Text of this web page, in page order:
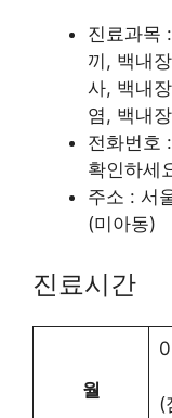
진료과목
끼, 백내
사, 백내
염, 백내
전화번호
확인하세
주소 : 서
(미아동)
진료시간
월
(